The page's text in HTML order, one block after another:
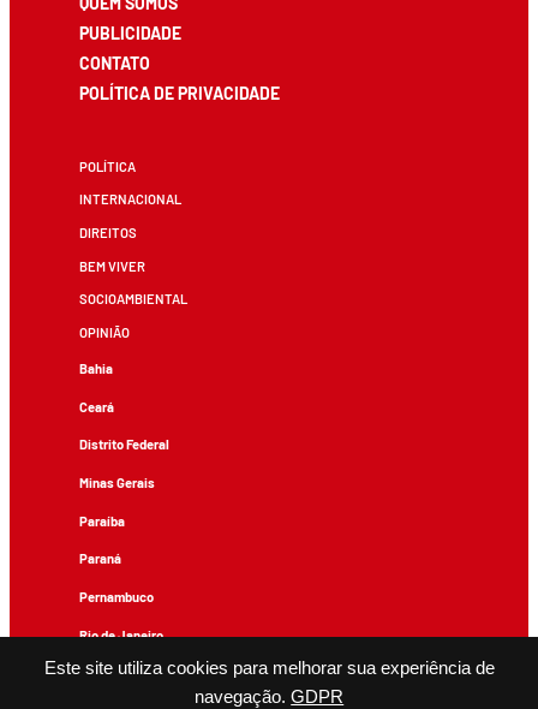
Este site utiliza cookies para melhorar sua experiência de
navegação. GDPR
PUBLICIDADE
CONTATO
POLÍTICA DE PRIVACIDADE
POLÍTICA
INTERNACIONAL
DIREITOS
BEM VIVER
SOCIOAMBIENTAL
OPINIÃO
Bahia
Ceará
Distrito Federal
Minas Gerais
Paraíba
Paraná
Pernambuco
Rio de Janeiro
Rio Grande do Sul